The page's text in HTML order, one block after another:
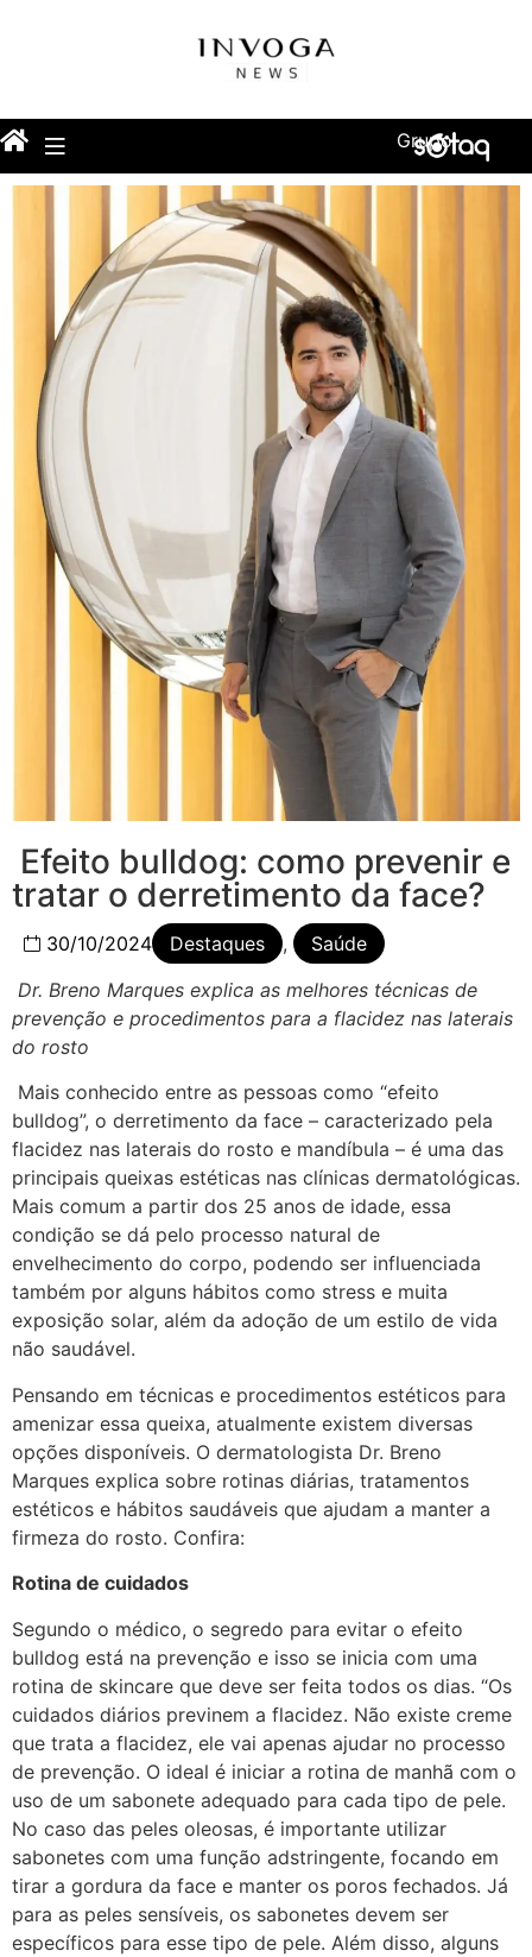
Grupo
Efeito bulldog: como prevenir e
tratar o derretimento da face?
30/10/2024 Destaques ,
Saúde
Dr. Breno Marques explica as melhores técnicas de
prevenção e procedimentos para a flacidez nas laterais
do rosto
Mais conhecido entre as pessoas como “efeito
bulldog”, o derretimento da face – caracterizado pela
flacidez nas laterais do rosto e mandíbula – é uma das
principais queixas estéticas nas clínicas dermatológicas.
Mais comum a partir dos 25 anos de idade, essa
condição se dá pelo processo natural de
envelhecimento do corpo, podendo ser influenciada
também por alguns hábitos como stress e muita
exposição solar, além da adoção de um estilo de vida
não saudável.
Pensando em técnicas e procedimentos estéticos para
amenizar essa queixa, atualmente existem diversas
opções disponíveis. O dermatologista Dr. Breno
Marques explica sobre rotinas diárias, tratamentos
estéticos e hábitos saudáveis que ajudam a manter a
firmeza do rosto. Confira:
Rotina de cuidados
Segundo o médico, o segredo para evitar o efeito
bulldog está na prevenção e isso se inicia com uma
rotina de skincare que deve ser feita todos os dias. “Os
cuidados diários previnem a flacidez. Não existe creme
que trata a flacidez, ele vai apenas ajudar no processo
de prevenção. O ideal é iniciar a rotina de manhã com o
uso de um sabonete adequado para cada tipo de pele.
No caso das peles oleosas, é importante utilizar
sabonetes com uma função adstringente, focando em
tirar a gordura da face e manter os poros fechados. Já
para as peles sensíveis, os sabonetes devem ser
específicos para esse tipo de pele. Além disso, alguns